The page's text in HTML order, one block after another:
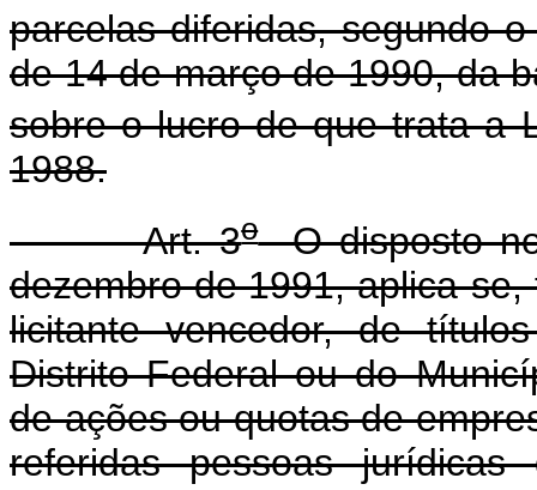
parcelas diferidas, segundo
de 14 de março de 1990, da
sobre o lucro de que trata a
1988.
Art. 3oO disposto
dezembro de 1991, aplica-
licitante vencedor, de
Distrito Federal ou do
de ações ou quotas de
referidas pessoas